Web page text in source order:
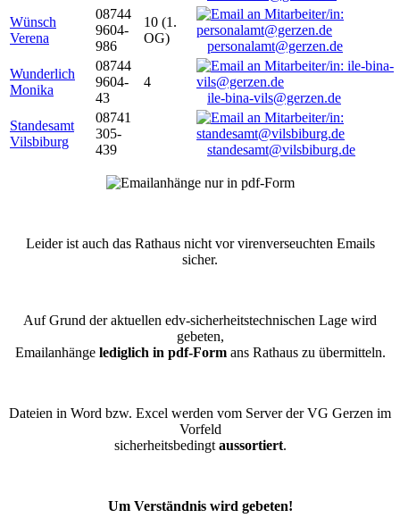
Wünsch
Verena
08744
9604-
986
10 (1.
OG)
personalamt@gerzen.de
Wunderlich
Monika
08744
9604-
43
4
ile-bina-vils@gerzen.de
Standesamt
Vilsbiburg
08741
305-
439
standesamt@vilsbiburg.de
Leider ist auch das Rathaus nicht vor virenverseuchten Emails
sicher.
Auf Grund der aktuellen edv-sicherheitstechnischen Lage wird
gebeten,
Emailanhänge lediglich in pdf-Formans Rathaus zu übermitteln.
Dateien in Word bzw. Excel werden vom Server der VG Gerzen im
Vorfeld
sicherheitsbedingt aussortiert.
Um Verständnis wird gebeten!